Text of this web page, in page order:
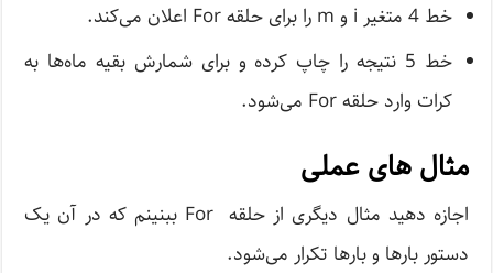
خط 4 متغیر i و m را برای حلقه For اعلان می‌کند.
خط 5 نتیجه را چاپ کرده و برای شمارش بقیه ماه‌ها به
کرات وارد حلقه For می‌شود.
مثال های عملی
اجازه دهید مثال دیگری از حلقه For ببنینم که در آن یک
دستور بارها و بارها تکرار می‌شود.